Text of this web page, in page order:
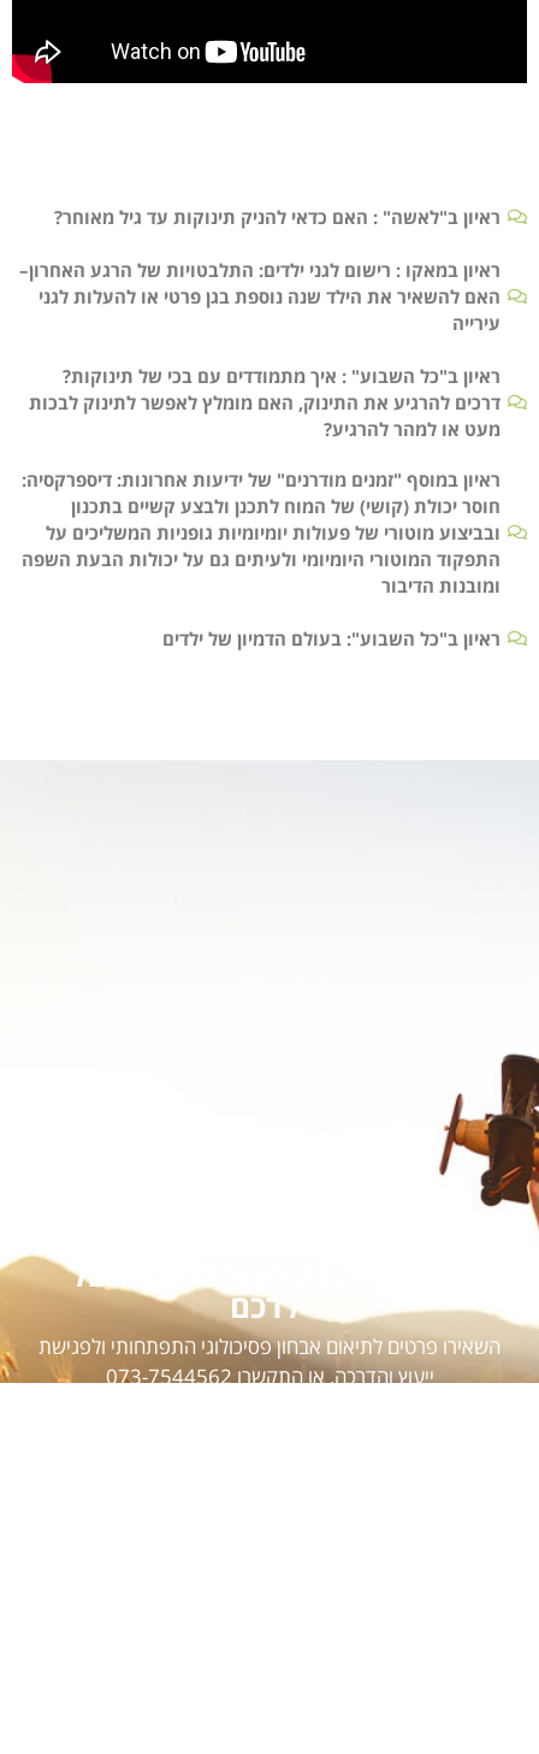
ראיון ב"לאשה" : האם כדאי להניק תינוקות עד גיל מאוחר?
ראיון במאקו : רישום לגני ילדים: התלבטויות של הרגע האחרון–
האם להשאיר את הילד שנה נוספת בגן פרטי או להעלות לגני
עירייה
ראיון ב"כל השבוע" : איך מתמודדים עם בכי של תינוקות?
דרכים להרגיע את התינוק, האם מומלץ לאפשר לתינוק לבכות
מעט או למהר להרגיע?
ראיון במוסף "זמנים מודרנים" של ידיעות אחרונות: דיספרקסיה:
חוסר יכולת (קושי) של המוח לתכנן ולבצע קשיים בתכנון
ובביצוע מוטורי של פעולות יומיומיות גופניות המשליכים על
התפקוד המוטורי היומיומי ולעיתים גם על יכולות הבעת השפה
ומובנות הדיבור
ראיון ב"כל השבוע": בעולם הדמיון של ילדים
אשמח להיות לעזר לטובתו של
ילדכם
השאירו פרטים לתיאום אבחון פסיכולוגי התפתחותי ולפגישת
ייעוץ והדרכה, או התקשרו073-7544562